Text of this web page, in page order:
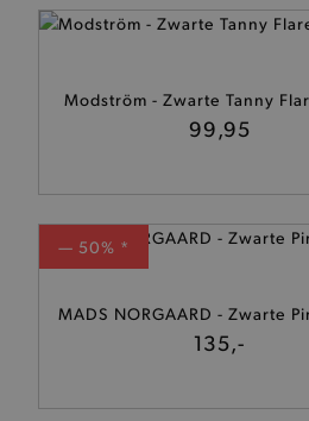
Modström - Zwarte Tanny
99,95
— 50% *
MADS NORGAARD - Zwarte
135,-